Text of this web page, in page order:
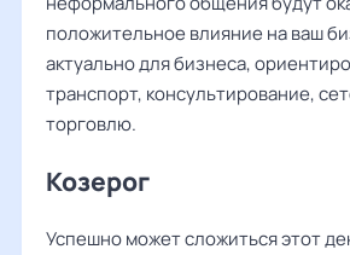
положительное влияние на ваш
актуально для бизнеса,
транспорт, консультирование,
торговлю.
Козерог
Успешно может сложиться этот